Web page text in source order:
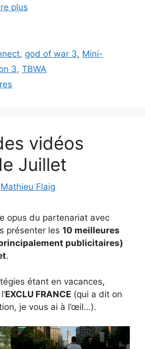
plus
, god of war 3, Mini-
3, TBWA
vidéos
Juillet
Mathieu Flaig
opus du partenariat avec
présenter les 10 meilleures
publicitaires)
.
étant en vacances,
EXCLU FRANCE (qui a dit on
je vous ai à l’œil…).